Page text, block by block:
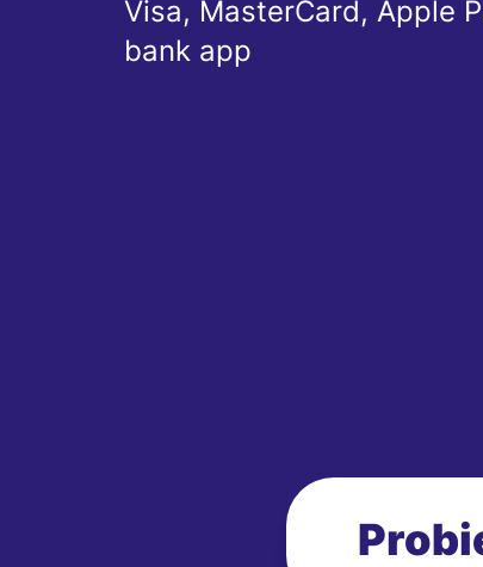
Visa, MasterCard, Apple
bank app